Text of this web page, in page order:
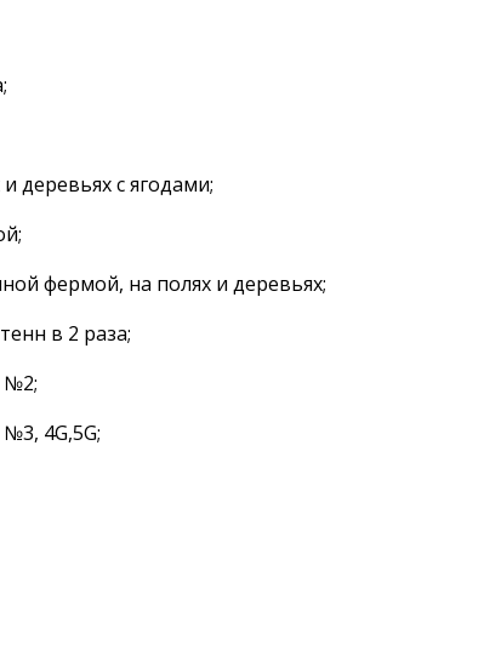
деревьях с ягодами;
фермой, на полях и деревьях;
в 2 раза;
№2;
4G,5G;